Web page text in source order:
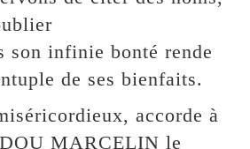
son infinie bonté rende
de ses bienfaits.
accorde à
MARCELIN le